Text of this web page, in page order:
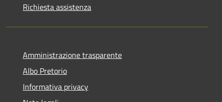
Richiesta assistenza
Amministrazione trasparente
Albo Pretorio
Informativa privacy